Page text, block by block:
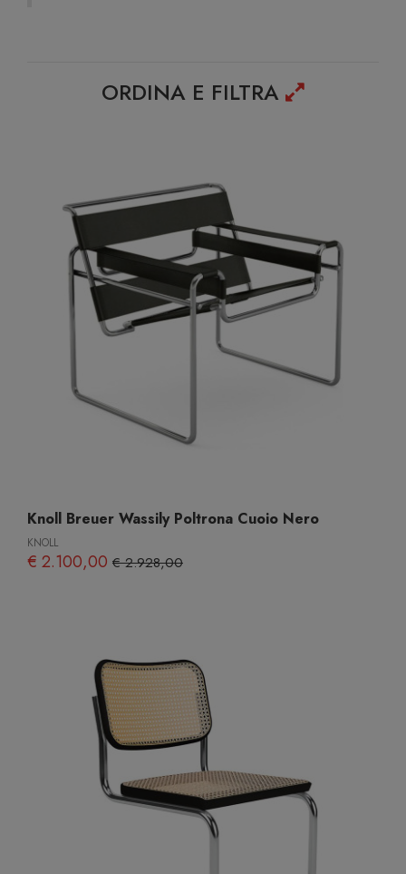
ORDINA E FILTRA
Knoll Breuer Wassily Poltrona Cuoio Nero
KNOLL
€ 2.100,00 € 2.928,00